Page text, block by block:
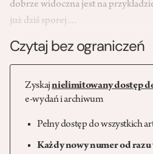
dobrze widoczna jest na
już dziś sporej…
Czytaj bez ograniczeń
Zyskajnielimitowany dostęp
e-wydań i archiwum
Pełny dostęp do wszystkich
Każdy nowy numer od